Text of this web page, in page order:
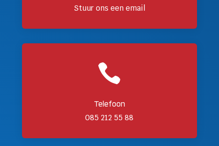
Stuur ons een email

Telefoon
085 212 55 88